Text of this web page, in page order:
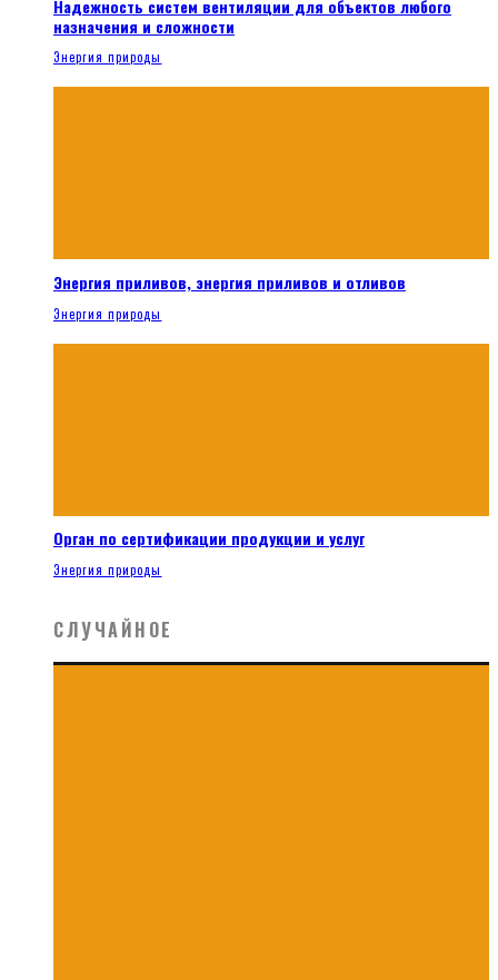
Надежность систем вентиляции для объектов любого
назначения и сложности
Энергия природы
Энергия приливов, энергия приливов и отливов
Энергия природы
Орган по сертификации продукции и услуг
Энергия природы
СЛУЧАЙНОЕ